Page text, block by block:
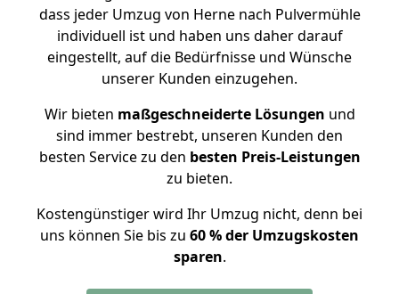
dass jeder Umzug von Herne nach Pulvermühle
individuell ist und haben uns daher darauf
eingestellt, auf die Bedürfnisse und Wünsche
unserer Kunden einzugehen.
Wir bieten maßgeschneiderte Lösungen und
sind immer bestrebt, unseren Kunden den
besten Service zu den besten Preis-Leistungen
zu bieten.
Kostengünstiger wird Ihr Umzug nicht, denn bei
uns können Sie bis zu 60 % der Umzugskosten
sparen.